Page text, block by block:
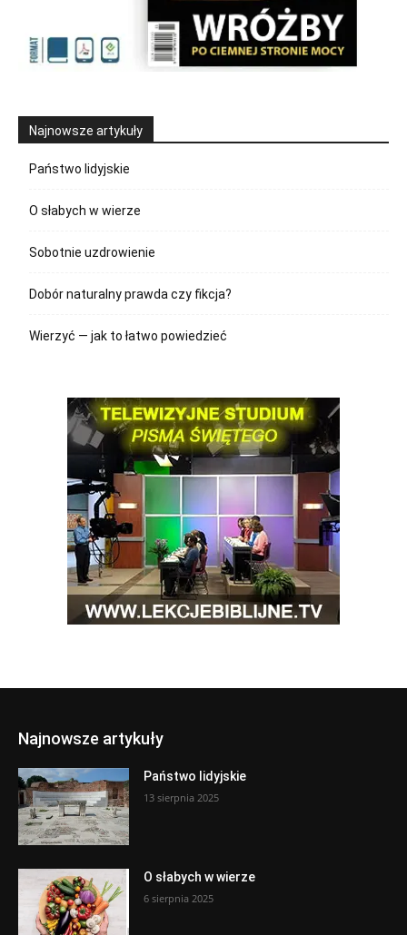
Najnowsze artykuły
Państwo lidyjskie
O słabych w wierze
Sobotnie uzdrowienie
Dobór naturalny prawda czy fikcja?
Wierzyć — jak to łatwo powiedzieć
Najnowsze artykuły
Państwo lidyjskie
13 sierpnia 2025
O słabych w wierze
6 sierpnia 2025